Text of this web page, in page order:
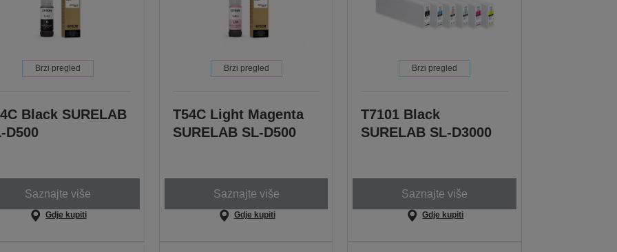
Brzi pregled
Black SURELAB
D500
Saznajte više
Gdje kupiti
Brzi pregled
T54C Light Magenta
SURELAB SL-D500
Saznajte više
Gdje kupiti
Brzi pregled
T7101 Black
SURELAB SL-D3000
Saznajte više
Gdje kupiti